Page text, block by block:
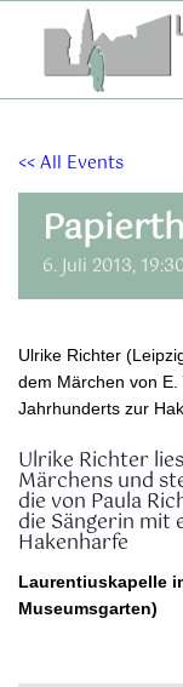
springen
<< All Events
6. Juli 2013,
Ulrike Richter
dem Märchen von E.
Jahrhunderts zur
Ulrike Richter
Märchens und
die von Paula
die Sängerin mit
Hakenharfe
Laurentiuskapelle
Museumsgarten)